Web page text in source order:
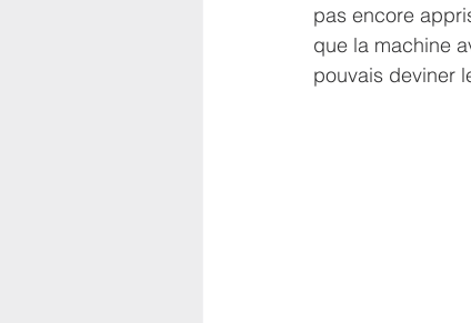
pas encore
que la machine
pouvais deviner